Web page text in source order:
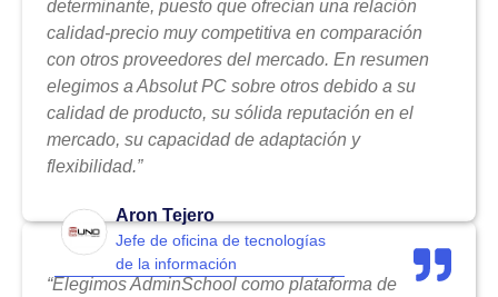
determinante, puesto que ofrecían una relación
calidad-precio muy competitiva en comparación
con otros proveedores del mercado. En resumen
elegimos a Absolut PC sobre otros debido a su
calidad de producto, su sólida reputación en el
mercado, su capacidad de adaptación y
flexibilidad.”
Aron Tejero
Jefe de oficina de tecnologías
de la información
“Elegimos AdminSchool como plataforma de